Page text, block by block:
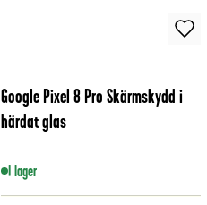
Google Pixel 8 Pro Skärmskydd i
härdat glas
I lager